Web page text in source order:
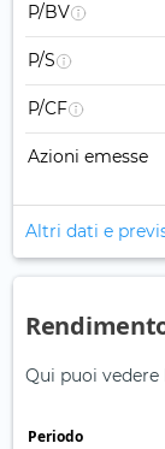
P/BV
P/S
P/CF
Azioni emesse
Altri dati e
Qui puoi vedere
Periodo